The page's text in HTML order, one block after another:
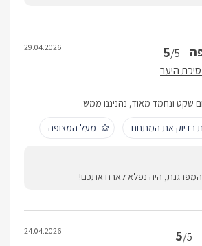
5/5
היער
29.04.2026
שקט ונחמד מאוד, נהניננו ממש.
בדיוק את המתחם
מעל המצופה
היה נפלא לארח אתכם!
5/5
24.04.2026